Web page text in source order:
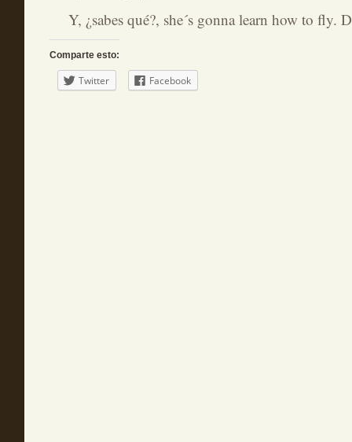
Y, ¿sabes qué?, she´s gonna learn how to fly.
Comparte esto:
Twitter Facebook